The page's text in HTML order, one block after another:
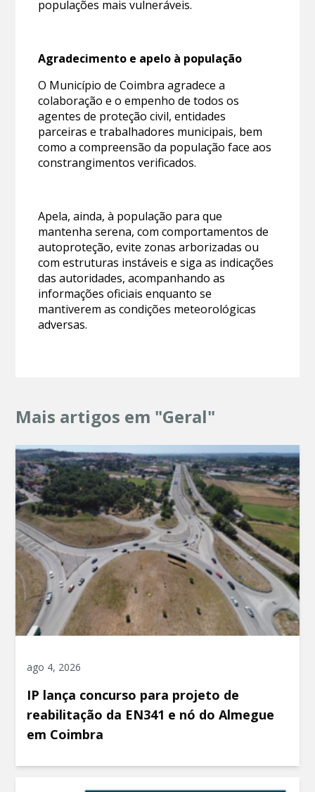
populações mais vulneráveis.
Agradecimento e apelo à população
O Município de Coimbra agradece a
colaboração e o empenho de todos os
agentes de proteção civil, entidades
parceiras e trabalhadores municipais, bem
como a compreensão da população face aos
constrangimentos verificados.
Apela, ainda, à população para que
mantenha serena, com comportamentos de
autoproteção, evite zonas arborizadas ou
com estruturas instáveis e siga as indicações
das autoridades, acompanhando as
informações oficiais enquanto se
mantiverem as condições meteorológicas
adversas.
Mais artigos em "Geral"
ago 4, 2026
IP lança concurso para projeto de
reabilitação da EN341 e nó do Almegue
em Coimbra